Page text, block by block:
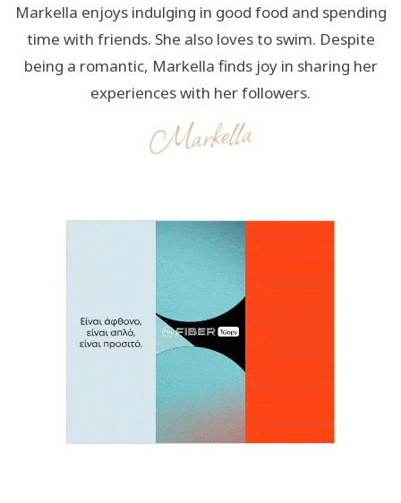
Markella enjoys indulging in good food and spending
time with friends. She also loves to swim. Despite
being a romantic, Markella finds joy in sharing her
experiences with her followers.